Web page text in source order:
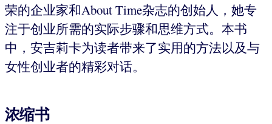
荣的企业家和About Time杂志的创始人，她专
注于创业所需的实际步骤和思维方式。本书
中，安吉莉卡为读者带来了实用的方法以及与
女性创业者的精彩对话。
浓缩书